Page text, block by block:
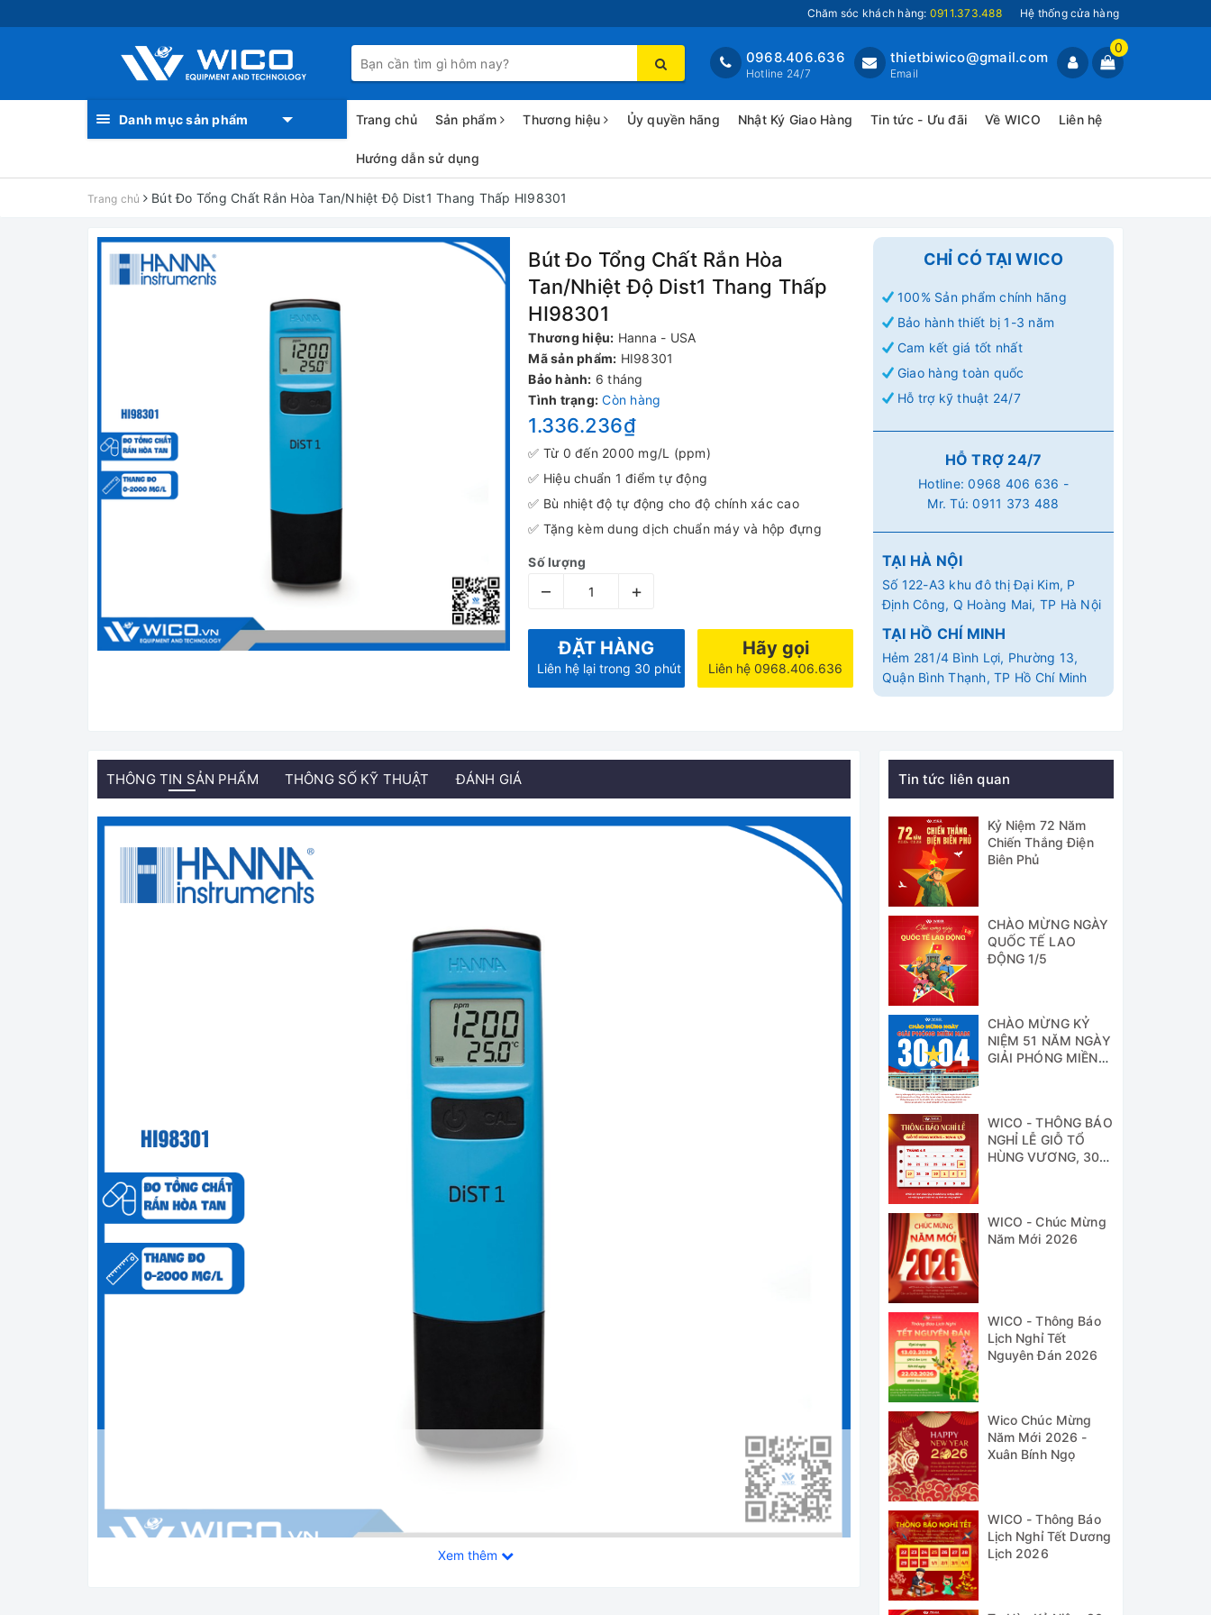
Chăm sóc khách hàng: 0911.373.488 Hệ thống cửa hàng
0
thietbiwico@gmail.com
Email
0968.406.636
Hotline 24/7
Danh mục sản phẩm Trang chủ Sản phẩm Thương hiệu Ủy quyền hãng Nhật Ký Giao Hàng Tin tức - Ưu đãi Về WICO Liên hệ
Hướng dẫn sử dụng
Trang chủ Bút Đo Tổng Chất Rắn Hòa Tan/Nhiệt Độ Dist1 Thang Thấp HI98301
Bút Đo Tổng Chất Rắn Hòa
Tan/Nhiệt Độ Dist1 Thang Thấp
HI98301
Thương hiệu: Hanna - USA
Mã sản phẩm: HI98301
Bảo hành: 6 tháng
Tình trạng: Còn hàng
1.336.236₫
✅ Từ 0 đến 2000 mg/L (ppm)
✅ Hiệu chuẩn 1 điểm tự động
✅ Bù nhiệt độ tự động cho độ chính xác cao
✅ Tặng kèm dung dịch chuẩn máy và hộp đựng
Số lượng
– +
ĐẶT HÀNG
Liên hệ lại trong 30 phút
Hãy gọi
Liên hệ 0968.406.636
CHỈ CÓ TẠI WICO
100% Sản phẩm chính hãng
Bảo hành thiết bị 1-3 năm
Cam kết giá tốt nhất
Giao hàng toàn quốc
Hỗ trợ kỹ thuật 24/7
HỖ TRỢ 24/7
Hotline:0968 406 636 -
Mr. Tú:0911 373 488
TẠI HÀ NỘI
Số 122-A3 khu đô thị Đại Kim, P
Định Công, Q Hoàng Mai, TP Hà Nội
TẠI HỒ CHÍ MINH
Hẻm 281/4 Bình Lợi, Phường 13,
Quận Bình Thạnh, TP Hồ Chí Minh
THÔNG TIN SẢN PHẨM THÔNG SỐ KỸ THUẬT ĐÁNH GIÁ
Xem thêm
Tin tức liên quan
Kỷ Niệm 72 Năm
Chiến Thắng Điện
Biên Phủ
CHÀO MỪNG NGÀY
QUỐC TẾ LAO
ĐỘNG 1/5
CHÀO MỪNG KỶ
NIỆM 51 NĂM NGÀY
GIẢI PHÓNG MIỀN
WICO - THÔNG BÁO
NGHỈ LỄ GIỖ TỔ
HÙNG VƯƠNG, 30/4
WICO - Chúc Mừng
Năm Mới 2026
WICO - Thông Báo
Lịch Nghỉ Tết
Nguyên Đán 2026
Wico Chúc Mừng
Năm Mới 2026 -
Xuân Bính Ngọ
WICO - Thông Báo
Lịch Nghỉ Tết Dương
Lịch 2026